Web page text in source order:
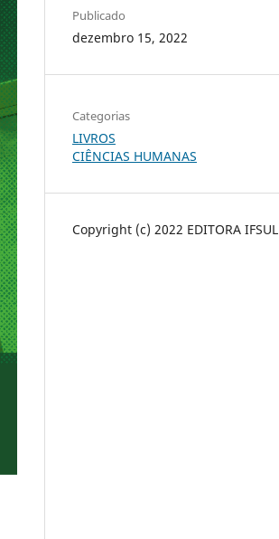
Publicado
dezembro 15, 2022
Categorias
LIVROS
CIÊNCIAS HUMANAS
Copyright (c) 2022 EDITORA IFSUL